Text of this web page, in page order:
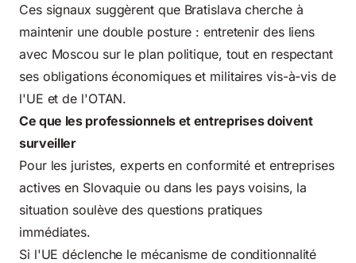
Ces signaux suggèrent que Bratislava cherche à
maintenir une double posture : entretenir des liens
avec Moscou sur le plan politique, tout en respectant
ses obligations économiques et militaires vis-à-vis de
l'UE et de l'OTAN.
Ce que les professionnels et entreprises doivent
surveiller
Pour les juristes, experts en conformité et entreprises
actives en Slovaquie ou dans les pays voisins, la
situation soulève des questions pratiques
immédiates.
Si l'UE déclenche le mécanisme de conditionnalité